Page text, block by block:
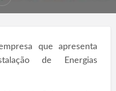
que apresenta
de Energias